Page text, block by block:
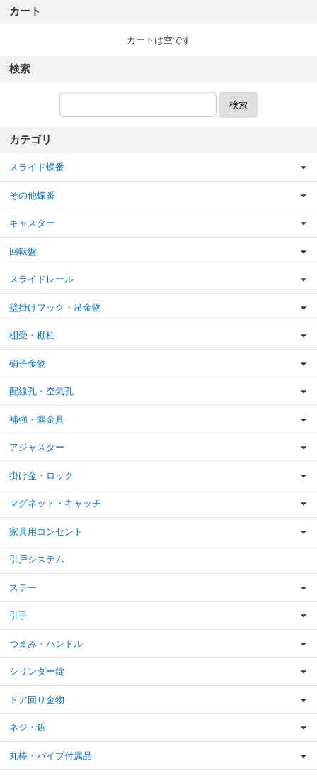
カート
カートは空です
検索
検索
カテゴリ
スライド蝶番
その他蝶番
キャスター
回転盤
スライドレール
壁掛けフック・吊金物
棚受・棚柱
硝子金物
配線孔・空気孔
補強・隅金具
アジャスター
掛け金・ロック
マグネット・キャッチ
家具用コンセント
引戸システム
ステー
引手
つまみ・ハンドル
シリンダー錠
ドア回り金物
ネジ・鋲
丸棒・パイプ付属品